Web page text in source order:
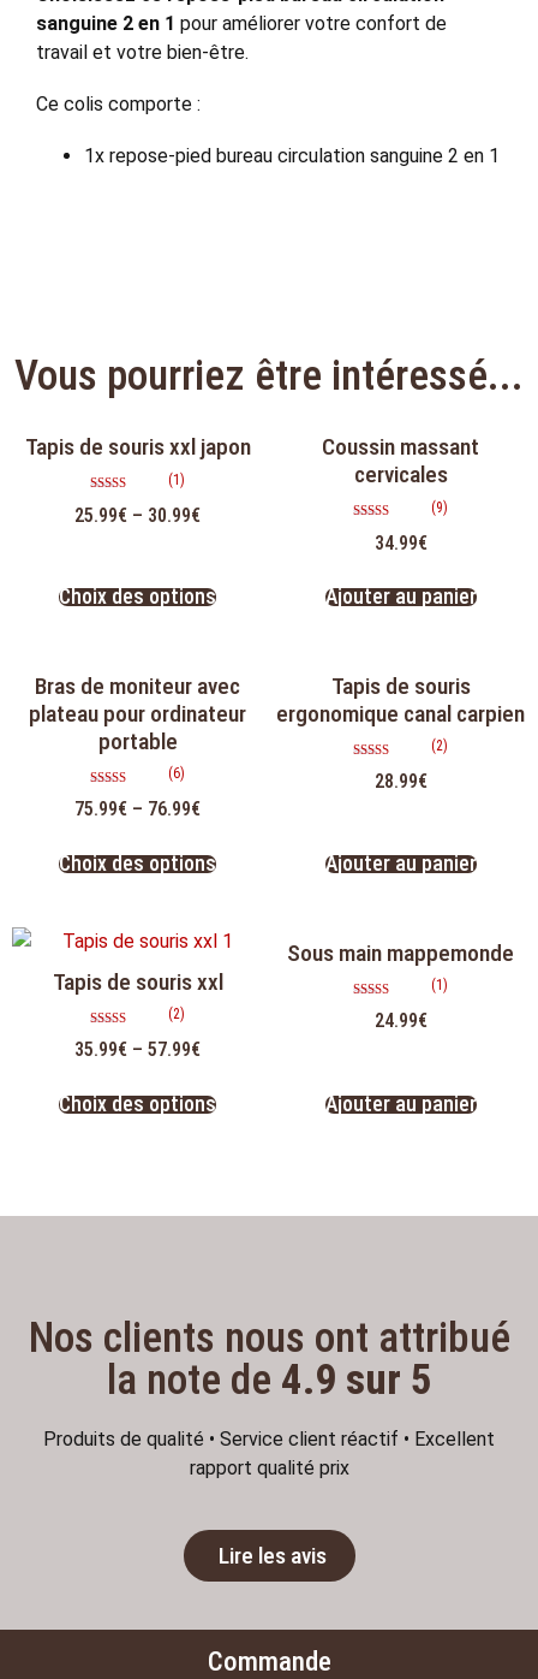
sanguine 2 en 1 pour améliorer votre confort de
travail et votre bien-être.
Ce colis comporte :
1x repose-pied bureau circulation sanguine 2 en 1
Vous pourriez être intéressé...
Tapis de souris xxl japon
5.00
(1)
25.99€ – 30.99€
Choix des options
Coussin massant
cervicales
4.89
(9)
34.99€
Ajouter au panier
Bras de moniteur avec
plateau pour ordinateur
portable
5.00
(6)
75.99€ – 76.99€
Choix des options
Tapis de souris
ergonomique canal carpien
5.00
(2)
28.99€
Ajouter au panier
Tapis de souris xxl
5.00
(2)
35.99€ – 57.99€
Choix des options
Sous main mappemonde
5.00
(1)
24.99€
Ajouter au panier
Nos clients nous ont attribué
la note de 4.9 sur 5
Produits de qualité • Service client réactif • Excellent
rapport qualité prix
Lire les avis
Commande